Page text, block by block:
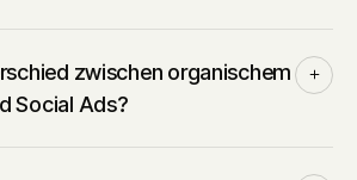
zwischen organischem
Social Ads?